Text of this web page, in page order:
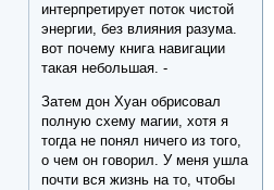
интерпретирует поток чистой
энергии, без влияния разума.
вот почему книга навигации
такая небольшая. -
Затем дон Хуан обрисовал
полную схему магии, хотя я
тогда не понял ничего из того,
о чем он говорил. У меня ушла
почти вся жизнь на то, чтобы